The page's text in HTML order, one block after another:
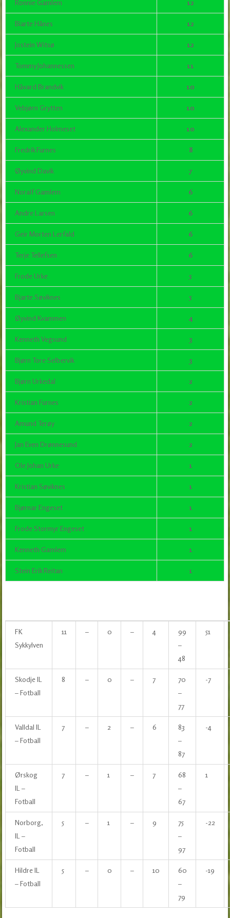
Ronnie Gamlem 12
Biarte Hånes 12
Jostein Witsø 12
Tommy Johannessen 11
Håvard Brandvik 10
Vebjørn Grytten 10
Alexander Holmeset 10
Fredrik Furnes 8
Øyvind Davik 7
Noralf Gamlem 6
Andre Larsen 6
Geir Morten Lerfald 6
Terje Tellefsen 6
Frode Urke 5
Bjarte Søviknes 5
Øyvind Kvammen 4
Kenneth Vegsund 3
Bjørn Tore Selbervik 3
Bjørn Urkedal 2
Kristian Furnes 2
Amund Terøy 2
Jan Even Drønnesund 2
Ole Johan Urke 1
Kristian Søviknes 1
Bjørnar Engeset 1
Frode Stormyr Engeset 1
Kenneth Gamlem 1
Stein Erik Reitan 1
FK
Sykkylven
11 – 0 – 4
99
–
48
51
Skodje IL
– Fotball
8 – 0 – 7
70
–
77
-7
Valldal IL
– Fotball
7 – 2 – 6
83
–
87
-4
Ørskog
IL –
Fotball
7 – 1 – 7
68
–
67
1
Norborg,
IL –
Fotball
5 – 1 – 9
75
–
97
-22
Hildre IL
– Fotball
5 – 0 – 10
60
–
79
-19